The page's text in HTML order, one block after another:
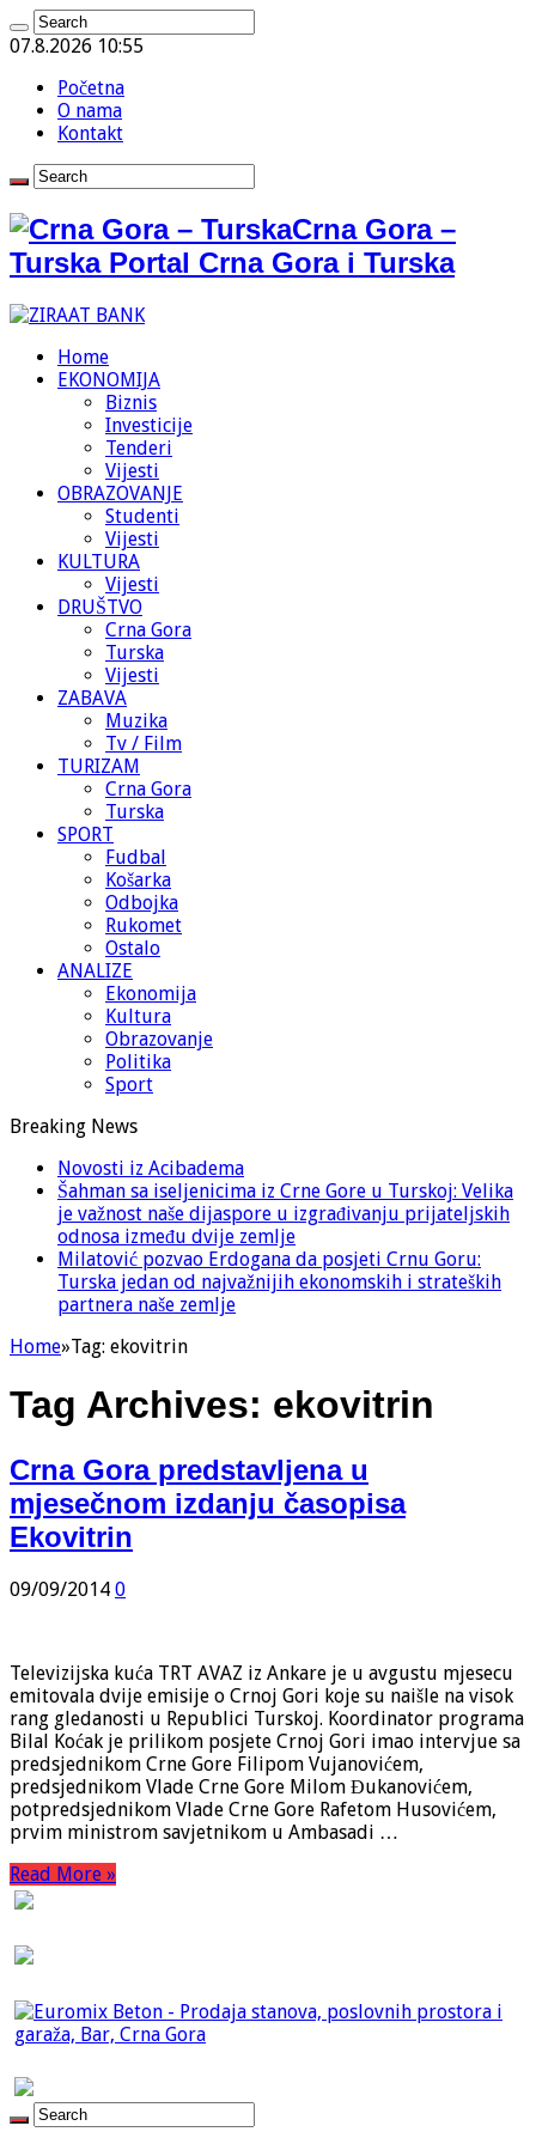
07.8.2026 10:55
Početna
O nama
Kontakt
Crna Gora –
Turska Portal Crna Gora i Turska
Home
EKONOMIJA
Biznis
Investicije
Tenderi
Vijesti
OBRAZOVANJE
Studenti
Vijesti
KULTURA
Vijesti
DRUŠTVO
Crna Gora
Turska
Vijesti
ZABAVA
Muzika
Tv / Film
TURIZAM
Crna Gora
Turska
SPORT
Fudbal
Košarka
Odbojka
Rukomet
Ostalo
ANALIZE
Ekonomija
Kultura
Obrazovanje
Politika
Sport
Breaking News
Novosti iz Acibadema
Šahman sa iseljenicima iz Crne Gore u Turskoj: Velika
je važnost naše dijaspore u izgrađivanju prijateljskih
odnosa između dvije zemlje
Milatović pozvao Erdogana da posjeti Crnu Goru:
Turska jedan od najvažnijih ekonomskih i strateških
partnera naše zemlje
Home»Tag: ekovitrin
Tag Archives: ekovitrin
Crna Gora predstavljena u
mjesečnom izdanju časopisa
Ekovitrin
09/09/2014 0
Televizijska kuća TRT AVAZ iz Ankare je u avgustu mjesecu
emitovala dvije emisije o Crnoj Gori koje su naišle na visok
rang gledanosti u Republici Turskoj. Koordinator programa
Bilal Koćak je prilikom posjete Crnoj Gori imao intervjue sa
predsjednikom Crne Gore Filipom Vujanovićem,
predsjednikom Vlade Crne Gore Milom Đukanovićem,
potpredsjednikom Vlade Crne Gore Rafetom Husovićem,
prvim ministrom savjetnikom u Ambasadi …
Read More »